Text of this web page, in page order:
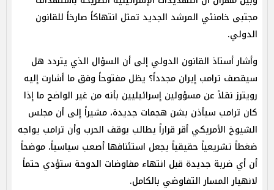
مجتبى خامنئي المرشد الجديد تمثل انتهاكاً صارخاً للقانون
الدولي.
وأشار أستاذ القانون الدولي إلى أن السؤال الذي يتردد هل
سيقصف ترامب إيران مجدداً؟ يظل مفتوحاً وفق ما أشارت إليه
رويترز نقلاً عن مسؤولين إسرائيليين بأنه من غير الواضح ما إذا
كان ترامب سيأذن بشن هجمات جديدة، مشيراً إلى أن مجلس
الشيوخ الأمريكي أقر قراراً يطالب بوقف الحرب وأن ترامب يواجه
ضغطاً تشريعياً حقيقياً يجعل استئنافها أصعب سياسياً، موضحاً
أن أي ضربة جديدة قبل انتهاء مفاوضات الدوحة ستؤدي حتماً
لانهيار المسار التفاوضي بالكامل.